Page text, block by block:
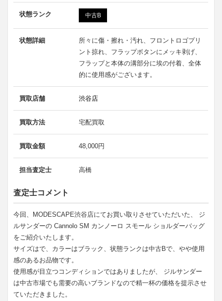
状態ランク 中古B
状態詳細
所々に傷・擦れ・汚れ、フロントロゴプリ
ント掠れ、フラップボタンにメッキ剥げ、
フラップと本体の溝部分に埃の付着、全体
的に使用感がございます。
買取店舗 渋谷店
買取方法 宅配買取
買取金額 48,000円
担当査定士 高橋
査定士コメント
今回、MODESCAPE渋谷店にてお買い取りさせていただいた、 ジ
ルサンダーの Cannolo SM カンノーロ スモール ショルダーバッグ
をご紹介いたします。
サイズはで、カラーはブラック、状態ランクは中古Bで、やや使用
感のあるお品物です。
使用感が目立つコンディションではありましたが、 ジルサンダー
は中古市場でも需要の高いブランドなので精一杯の価格を提示させ
ていただきました。